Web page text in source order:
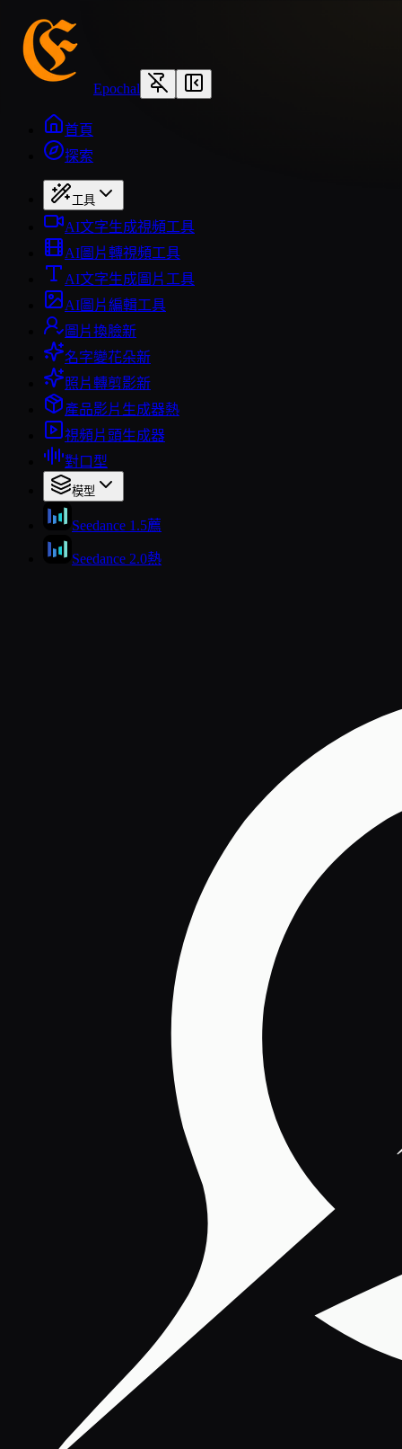
Epochal
首頁
探索
工具
AI文字生成視頻工具
AI圖片轉視頻工具
AI文字生成圖片工具
AI圖片編輯工具
圖片換臉新
名字變花朵新
照片轉剪影新
產品影片生成器熱
視頻片頭生成器
對口型
模型
Seedance 1.5薦
Seedance 2.0熱